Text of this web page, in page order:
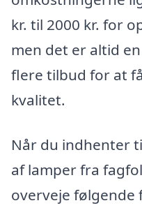
kr. til 2000 kr. for
men det er altid
flere tilbud for at
kvalitet.
Når du indhenter
af lamper fra
overveje følgende